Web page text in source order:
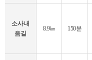
소사내
음길
8.9㎞ 150분